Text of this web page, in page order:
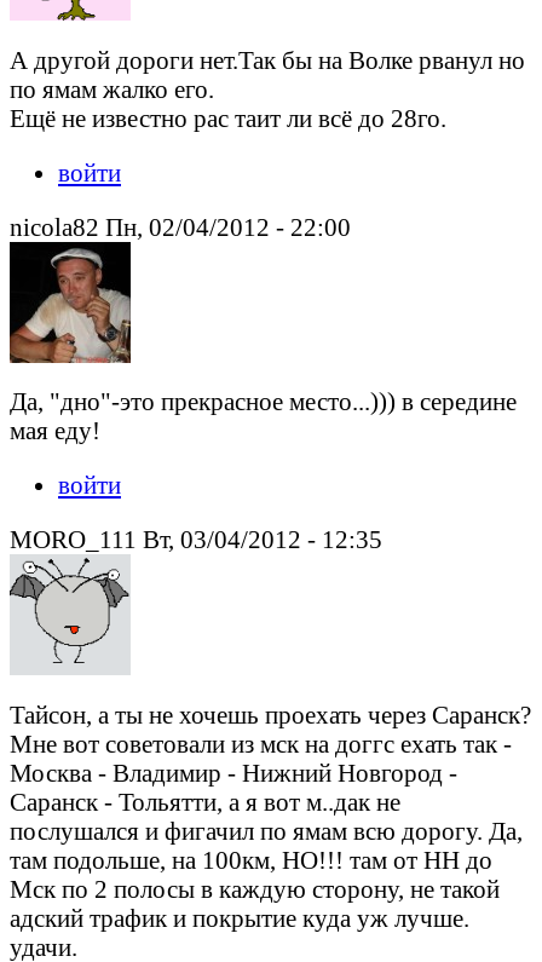
А другой дороги нет.Так бы на Волке рванул но
по ямам жалко его.
Ещё не известно рас таит ли всё до 28го.
войти
nicola82 Пн, 02/04/2012 - 22:00
Да, "дно"-это прекрасное место...))) в середине
мая еду!
войти
MORO_111 Вт, 03/04/2012 - 12:35
Тайсон, а ты не хочешь проехать через Саранск?
Мне вот советовали из мск на доггс ехать так -
Москва - Владимир - Нижний Новгород -
Саранск - Тольятти, а я вот м..дак не
послушался и фигачил по ямам всю дорогу. Да,
там подольше, на 100км, НО!!! там от НН до
Мск по 2 полосы в каждую сторону, не такой
адский трафик и покрытие куда уж лучше.
удачи.